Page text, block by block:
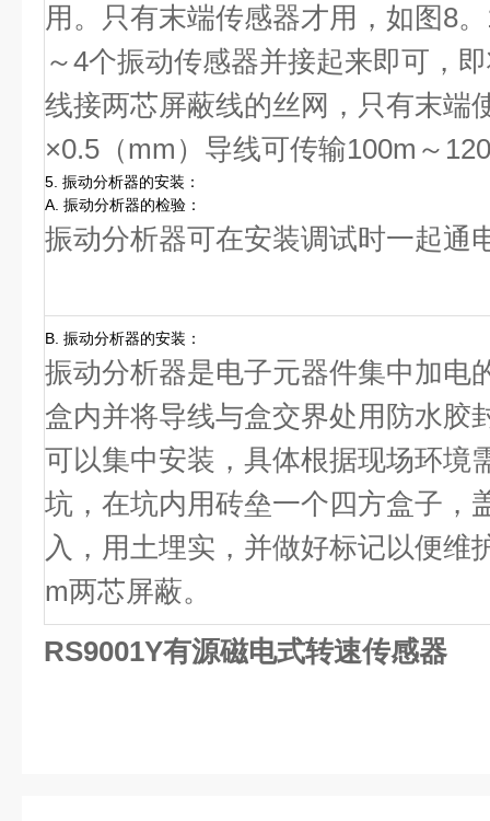
用。只有末端传感器才用，如图8
～4个振动传感器并接起来即可，
线接两芯屏蔽线的丝网，只有末端
×0.5（mm）导线可传输100m～
5. 振动分析器的安装：
A. 振动分析器的检验：
振动分析器可在安装调试时一起通
B. 振动分析器的安装：
振动分析器是电子元器件集中加电
盒内并将导线与盒交界处用防水胶
可以集中安装，具体根据现场环境
坑，在坑内用砖垒一个四方盒子，
入，用土埋实，并做好标记以便维
m两芯屏蔽。
RS9001Y有源磁电式转速传感器